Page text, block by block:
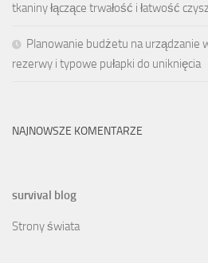
tkaniny łączące trwałość i łatwość
Planowanie budżetu na urządzanie
rezerwy i typowe pułapki do uniknięcia
NAJNOWSZE KOMENTARZE
survival blog
Strony świata